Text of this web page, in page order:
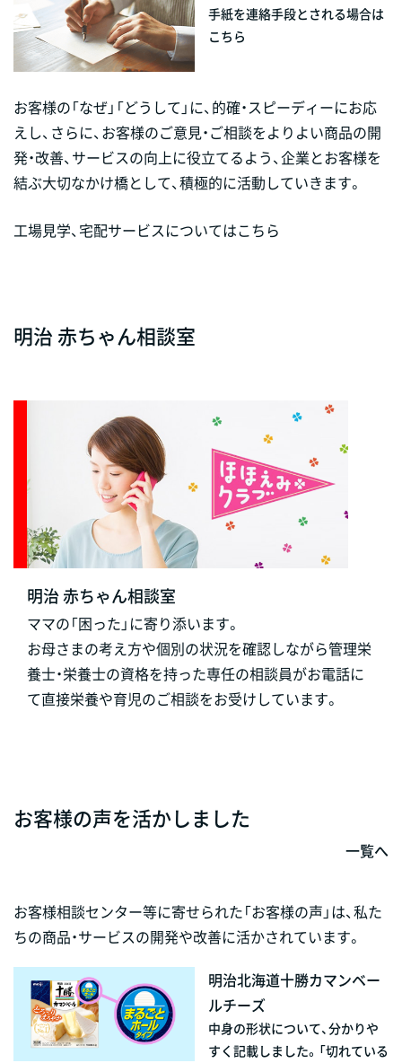
手紙を連絡手段とされる場合は
こちら
お客様の「なぜ」「どうして」に、的確・スピーディーにお応
えし、さらに、お客様のご意見・ご相談をよりよい商品の開
発・改善、サービスの向上に役立てるよう、企業とお客様を
結ぶ大切なかけ橋として、積極的に活動していきます。
工場見学、宅配サービスについてはこちら
明治 赤ちゃん相談室
明治 赤ちゃん相談室
ママの「困った」に寄り添います。
お母さまの考え方や個別の状況を確認しながら管理栄
養士・栄養士の資格を持った専任の相談員がお電話に
て直接栄養や育児のご相談をお受けしています。
お客様の声を活かしました
一覧へ
お客様相談センター等に寄せられた「お客様の声」は、私た
ちの商品・サービスの開発や改善に活かされています。
明治北海道十勝カマンベー
ルチーズ
中身の形状について、分かりや
すく記載しました。「切れている